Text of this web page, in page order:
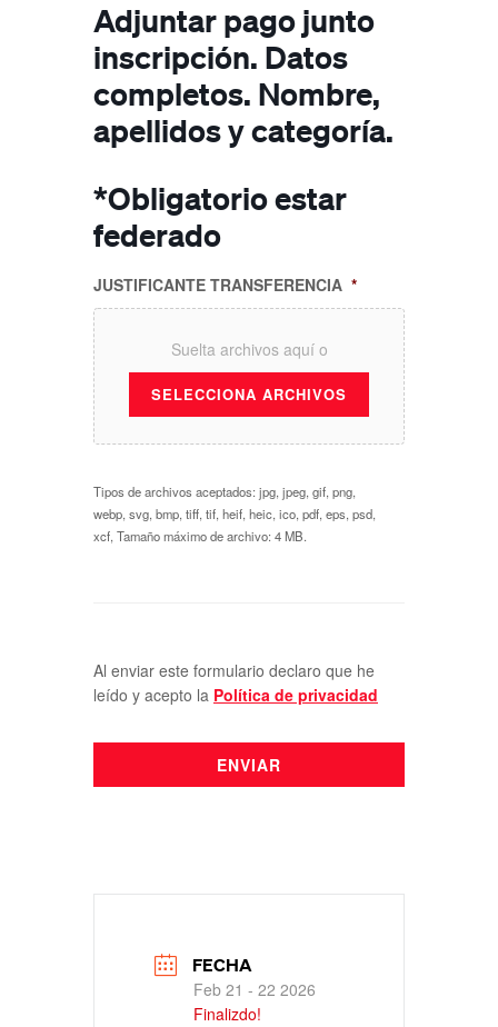
Adjuntar pago junto
inscripción. Datos
completos. Nombre,
apellidos y categoría.
*Obligatorio estar
federado
JUSTIFICANTE TRANSFERENCIA *
Suelta archivos aquí o
SELECCIONA ARCHIVOS
Tipos de archivos aceptados: jpg, jpeg, gif, png,
webp, svg, bmp, tiff, tif, heif, heic, ico, pdf, eps, psd,
xcf, Tamaño máximo de archivo: 4 MB.
Al enviar este formulario declaro que he
leído y acepto la Polí­tica de privacidad
FECHA
Feb 21 - 22 2026
Finalizdo!